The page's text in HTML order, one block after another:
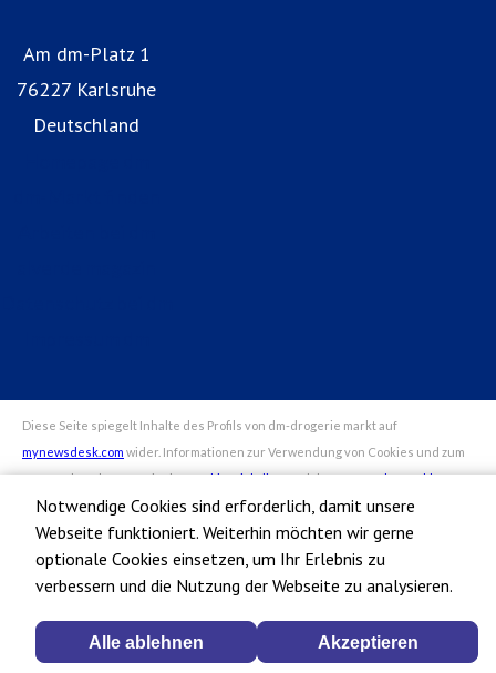
Notwendige Cookies sind erforderlich, damit unsere
Webseite funktioniert. Weiterhin möchten wir gerne
optionale Cookies einsetzen, um Ihr Erlebnis zu
verbessern und die Nutzung der Webseite zu analysieren.
Alle ablehnen Akzeptieren
Am dm-Platz 1
76227 Karlsruhe
Deutschland